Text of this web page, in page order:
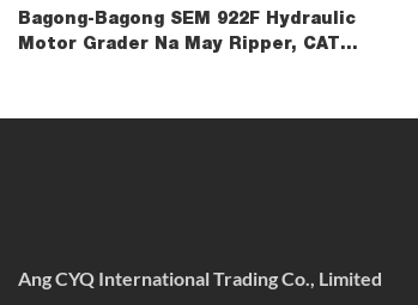
Bagong-Bagong SEM 922F Hydraulic
Motor Grader Na May Ripper, CAT
Epektibo
Ang CYQ International Trading Co., Limited